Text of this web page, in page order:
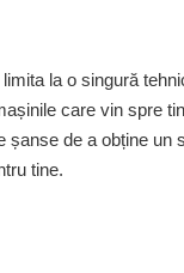
la o singură
care vin spre
șanse de a obține un
tine.